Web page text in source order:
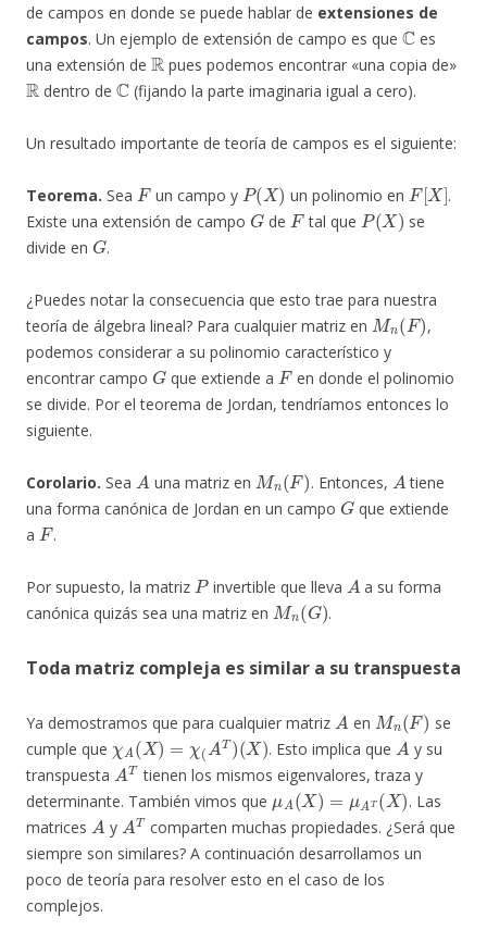
de campos en donde se puede hablar de extensiones de
campos. Un ejemplo de extensión de campo es que
C
es
una extensión de
R
pues podemos encontrar «una copia de»
R
dentro de
C
(fijando la parte imaginaria igual a cero).
Un resultado importante de teoría de campos es el siguiente:
Teorema. Sea
F
un campo y
P(X)
un polinomio en
F[X]
.
Existe una extensión de campo
G
de
F
tal que
P(X)
se
divide en
G
.
¿Puedes notar la consecuencia que esto trae para nuestra
teoría de álgebra lineal? Para cualquier matriz en
Mn(F)
,
podemos considerar a su polinomio característico y
encontrar campo
G
que extiende a
F
en donde el polinomio
se divide. Por el teorema de Jordan, tendríamos entonces lo
siguiente.
Corolario. Sea
A
una matriz en
Mn (F)
. Entonces,
A
tiene
una forma canónica de Jordan en un campo
G
que extiende
a
F
.
Por supuesto, la matriz
P
invertible que lleva
A
a su forma
canónica quizás sea una matriz en
Mn(G)
.
Toda matriz compleja es similar a su transpuesta
Ya demostramos que para cualquier matriz
A
en
Mn (F)
se
cumple que
χA(X)=χ (AT)(X)
. Esto implica que
A
y su
transpuesta
AT
tienen los mismos eigenvalores, traza y
determinante. También vimos que
μA(X)=μAT( X)
. Las
matrices
A
y
AT
comparten muchas propiedades. ¿Será que
siempre son similares? A continuación desarrollamos un
poco de teoría para resolver esto en el caso de los
complejos.